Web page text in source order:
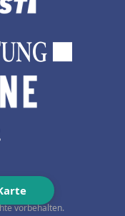
vorbehalten.